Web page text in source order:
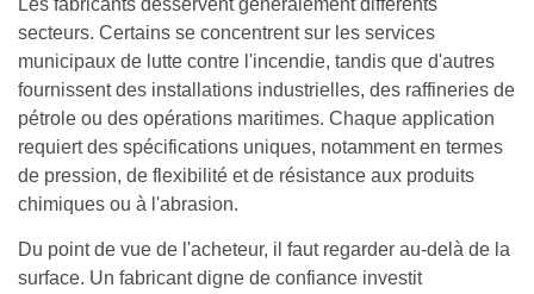
Les fabricants desservent généralement différents
secteurs. Certains se concentrent sur les services
municipaux de lutte contre l'incendie, tandis que d'autres
fournissent des installations industrielles, des raffineries de
pétrole ou des opérations maritimes. Chaque application
requiert des spécifications uniques, notamment en termes
de pression, de flexibilité et de résistance aux produits
chimiques ou à l'abrasion.
Du point de vue de l'acheteur, il faut regarder au-delà de la
surface. Un fabricant digne de confiance investit